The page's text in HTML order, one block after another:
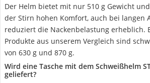
Der Helm bietet mit nur 510 g Gewicht
der Stirn hohen Komfort, auch bei langen
reduziert die Nackenbelastung erheblich.
Produkte aus unserem Vergleich sind
von 630 g und 870 g.
Wird eine Tasche mit dem Schweißhelm
geliefert?